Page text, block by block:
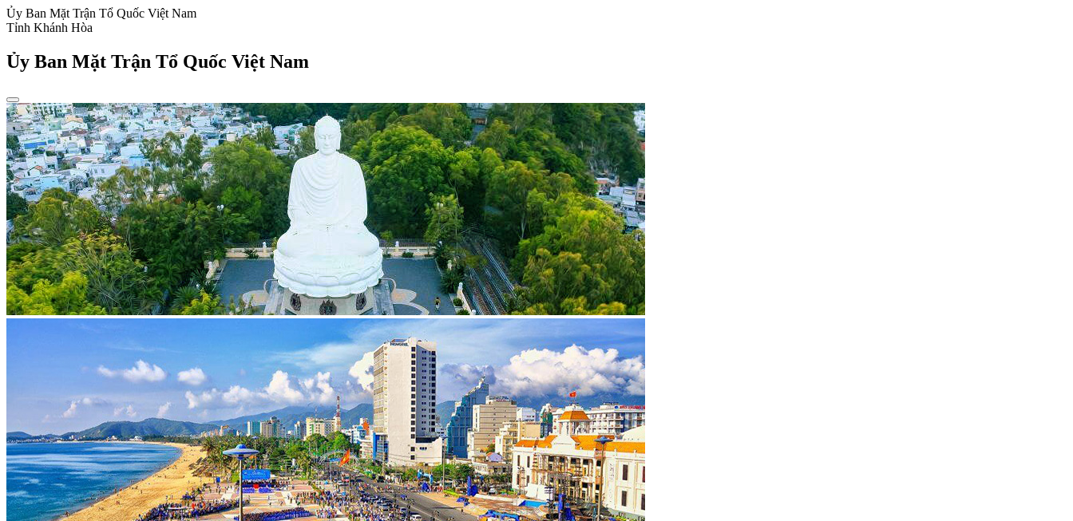
Ủy Ban Mặt Trận Tổ Quốc Việt Nam
Tỉnh Khánh Hòa
Ủy Ban Mặt Trận Tổ Quốc Việt Nam